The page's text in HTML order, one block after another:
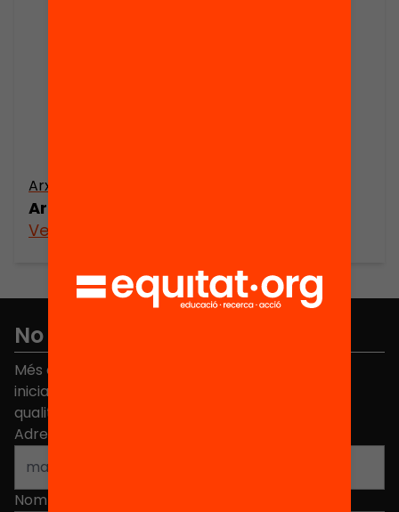
Arxiu
Arguments adolescents
Veure’n més
No et perdis res
Més de 40.000 persones ja han triat Equitat. Rep
iniciatives, propostes i projectes per millorar la
qualitat de l'educació a Catalunya.
Adreça electrònica
Nom